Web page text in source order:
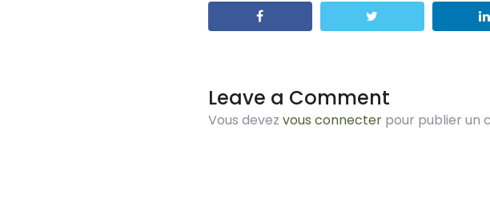
Leave a Comment
Vous devez vous connecterpour publier un